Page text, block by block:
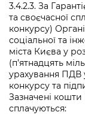
3.4.2.3. За
та своєчасної
конкурсу)
соціальної та
міста Києва у
(п’ятнадцять
урахування ПДВ
конкурсу та
Зазначені
сплачуються: